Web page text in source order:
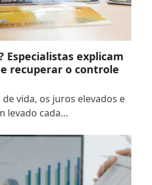
Especialistas explicam
recuperar o controle
vida, os juros elevados e
levado cada…